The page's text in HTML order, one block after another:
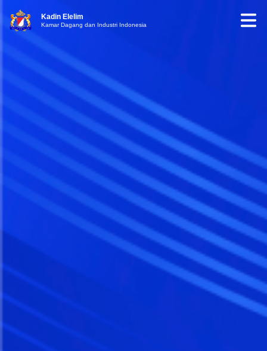
Kadin Elelim
Kamar Dagang dan Industri Indonesia